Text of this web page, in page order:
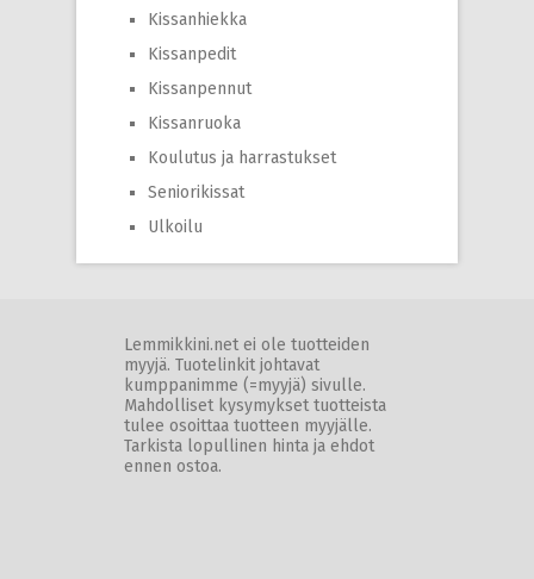
Kissanhiekka
Kissanpedit
Kissanpennut
Kissanruoka
Koulutus ja harrastukset
Seniorikissat
Ulkoilu
Lemmikkini.net ei ole tuotteiden
myyjä. Tuotelinkit johtavat
kumppanimme (=myyjä) sivulle.
Mahdolliset kysymykset tuotteista
tulee osoittaa tuotteen myyjälle.
Tarkista lopullinen hinta ja ehdot
ennen ostoa.